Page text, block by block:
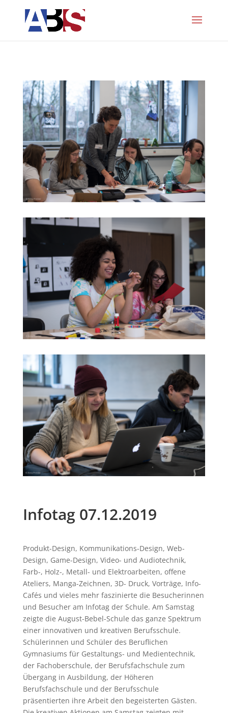
Infotag 07.12.2019
Produkt-Design, Kommunikations-Design, Web-
Design, Game-Design, Video- und Audiotechnik,
Farb-, Holz-, Metall- und Elektroarbeiten, offene
Ateliers, Manga-Zeichnen, 3D- Druck, Vorträge, Info-
Cafés und vieles mehr faszinierte die Besucherinnen
und Besucher am Infotag der Schule. Am Samstag
zeigte die August-Bebel-Schule das ganze Spektrum
einer innovativen und kreativen Berufsschule.
Schülerinnen und Schüler des Beruflichen
Gymnasiums für Gestaltungs- und Medientechnik,
der Fachoberschule, der Berufsfachschule zum
Übergang in Ausbildung, der Höheren
Berufsfachschule und der Berufsschule
präsentierten ihre Arbeit den begeisterten Gästen.